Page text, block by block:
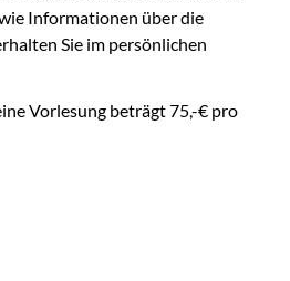
Informationen über die
Sie im persönlichen
Vorlesung beträgt 75,-€ pro